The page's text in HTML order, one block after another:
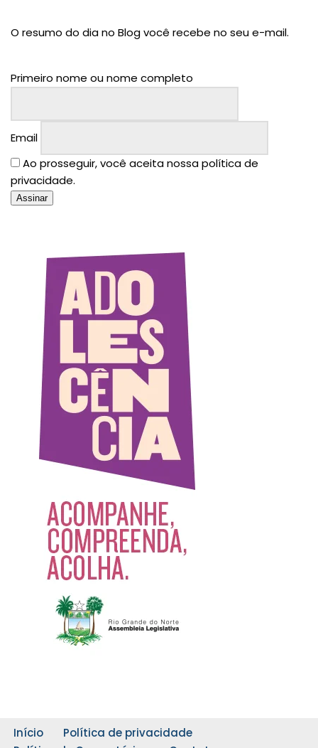
O resumo do dia no Blog você recebe no seu e-mail.
Primeiro nome ou nome completo
Email
Ao prosseguir, você aceita nossa política de
privacidade.
Início
Política de privacidade